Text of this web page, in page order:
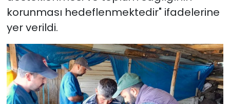
korunması hedeflenmektedir" ifadelerine
yer verildi.